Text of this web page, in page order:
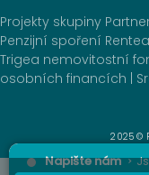
Projekty skupiny
Penzijní spoření Rentea
Trigea nemovitostní
osobních financích
2025 ©
Napište nám